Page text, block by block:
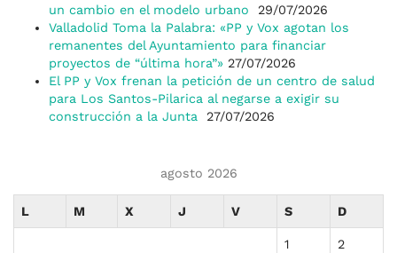
un cambio en el modelo urbano
29/07/2026
Valladolid Toma la Palabra: «PP y Vox agotan los
remanentes del Ayuntamiento para financiar
proyectos de “última hora”» 27/07/2026
El PP y Vox frenan la petición de un centro de salud
para Los Santos-Pilarica al negarse a exigir su
construcción a la Junta
27/07/2026
agosto 2026
L M X J V S D
1 2